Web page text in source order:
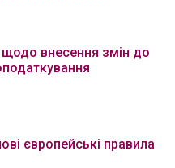
внесення змін до
європейські правила